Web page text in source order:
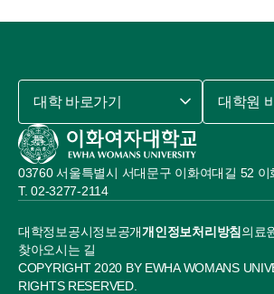
대학정보공시정보공개개인정보처리방침의료
찾아오시는 길
03760 서울특별시 서대문구 이화여대길 52 이
02-3277-2114
대학 바로가기 대학원
COPYRIGHT 2020 BY EWHA WOMANS
RIGHTS RESERVED.